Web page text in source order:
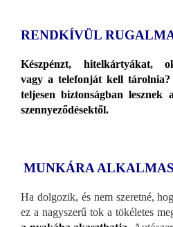
RENDKÍVÜL
Készpénzt, hitelkártyákat,
vagy a telefonját kell
teljesen biztonságban lesznek
szennyeződésektől.
MUNKÁRA ALKALMAS
Ha dolgozik, és nem szeretné,
ez a nagyszerű tok a tökéletes